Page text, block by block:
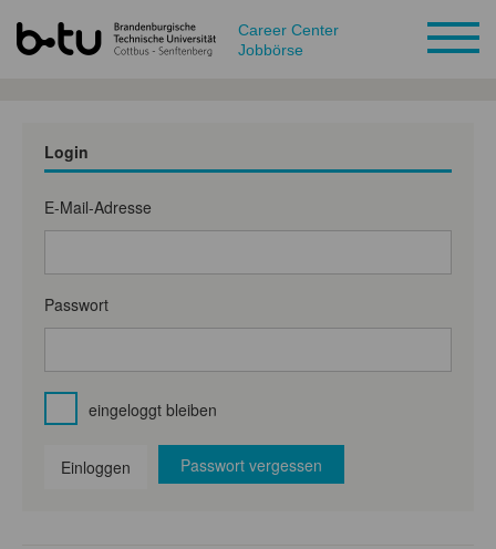
Career Center
Jobbörse
Login
E-Mail-Adresse
Passwort
eingeloggt bleiben
Einloggen Passwort vergessen